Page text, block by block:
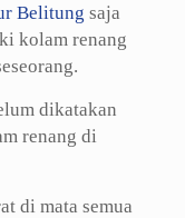
Belitung saja
kolam renang
dikatakan
renang di
di mata semua